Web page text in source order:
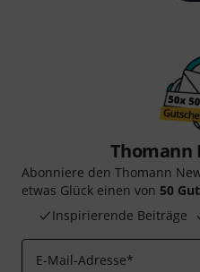
Thomann
Abonniere den Thomann
etwas Glück einen von 50
Inspirierende Beiträge
E-Mail-Adresse*